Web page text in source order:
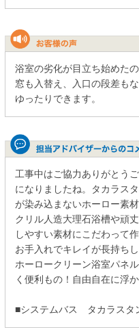
浴室の劣化が目立ち始めた
窓も入替え、入口の段差も
ゆったりできます。
工事中はご協力ありがとう
になりましたね。タカラス
が染み込まないホーロー素
クリル人造大理石浴槽や頑
しやすい素材にこだわって
お手入れでキレイが長持ちし
ホーロークリーン浴室パネ
く便利もの！自由自在に浮
■システムバス タカラスタ